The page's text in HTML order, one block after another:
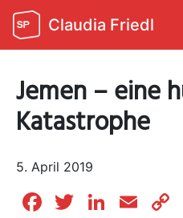
Claudia Friedl
Jemen – eine
Katastrophe
5. April 2019
Facebook
Twitter